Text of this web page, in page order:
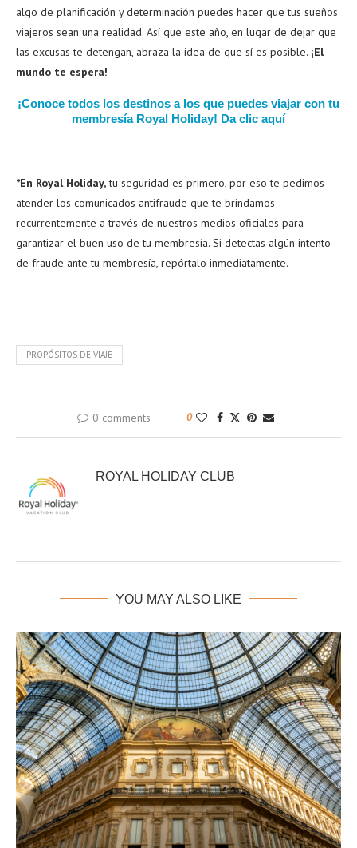
algo de planificación y determinación puedes hacer que tus sueños
viajeros sean una realidad. Así que este año, en lugar de dejar que
las excusas te detengan, abraza la idea de que sí es posible. ¡El
mundo te espera!
¡Conoce todos los destinos a los que puedes viajar con tu
membresía Royal Holiday! Da clic aquí
*En Royal Holiday,tu seguridad es primero, por eso te pedimos
atender los comunicados antifraude que te brindamos
recurrentemente a través de nuestros medios oficiales para
garantizar el buen uso de tu membresía. Si detectas algún intento
de fraude ante tu membresía, repórtalo inmediatamente.
PROPÓSITOS DE VIAJE
0 comments 0
ROYAL HOLIDAY CLUB
YOU MAY ALSO LIKE